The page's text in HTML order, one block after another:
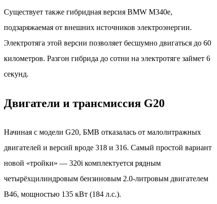
Существует также гибридная версия BMW M340e,
подзаряжаемая от внешних источников электроэнергии.
Электротяга этой версии позволяет бесшумно двигаться до 60
километров. Разгон гибрида до сотни на электротяге займет 6
секунд.
Двигатели и трансмиссия G20
Начиная с модели G20, БМВ отказалась от малолитражных
двигателей и версий вроде 318 и 316. Самый простой вариант
новой «тройки» — 320i комплектуется рядным
четырёхцилиндровым бензиновым 2.0-литровым двигателем
B46, мощностью 135 кВт (184 л.с.).